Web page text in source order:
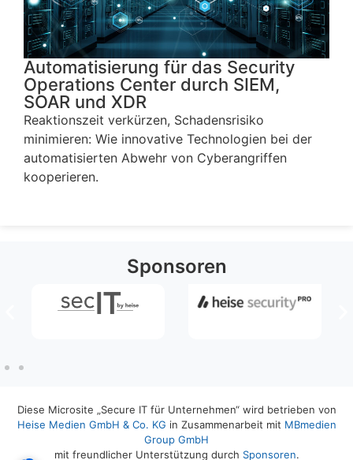
Automatisierung für das Security
Operations Center durch SIEM,
SOAR und XDR
Reaktionszeit verkürzen, Schadensrisiko
minimieren: Wie innovative Technologien bei der
automatisierten Abwehr von Cyberangriffen
kooperieren.
Sponsoren
Diese Microsite „Secure IT für Unternehmen“ wird betrieben von
Heise Medien GmbH & Co. KG in Zusammenarbeit mit MBmedien
Group GmbH
mit freundlicher Unterstützung durch Sponsoren.